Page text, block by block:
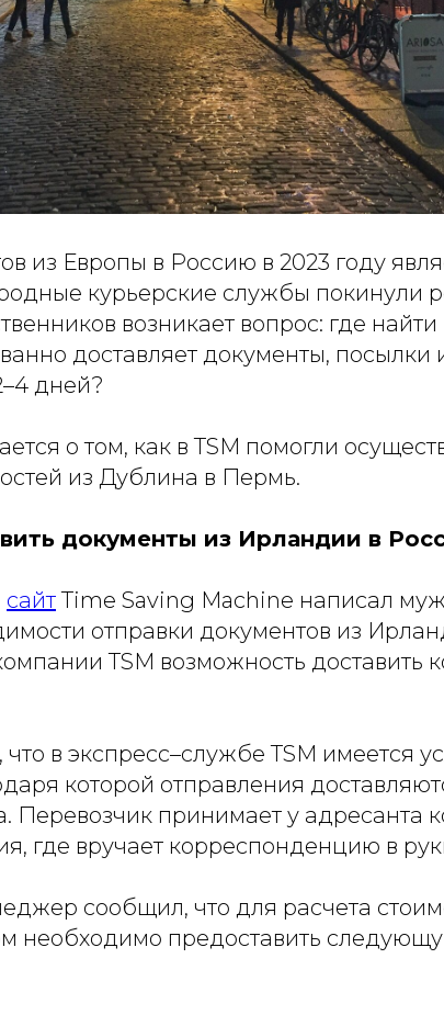
из Европы в Россию в 2023 году
курьерские службы покинули
возникает вопрос: где
доставляет документы, посылки
дней?
о том, как в TSM помогли
из Дублина в Пермь.
документы из Ирландии в
сайтTime Saving Machine написал
отправки документов из
TSM возможность доставить
в экспресс–службе TSM имеется
которой отправления
Перевозчик принимает у адресанта
где вручает корреспонденцию в
сообщил, что для расчета
необходимо предоставить